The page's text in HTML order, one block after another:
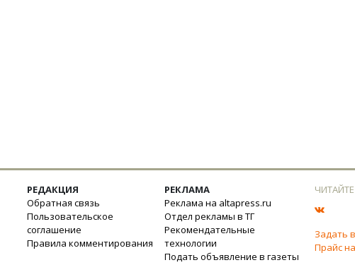
РЕДАКЦИЯ
Обратная связь
Пользовательское
соглашение
Правила комментирования
РЕКЛАМА
Реклама на altapress.ru
Отдел рекламы в ТГ
Рекомендательные
технологии
Подать объявление в газеты
Задать
Прайс